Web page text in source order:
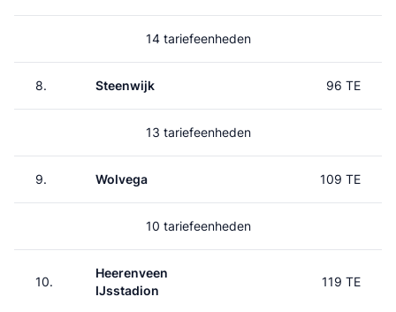
14 tariefeenheden
8. Steenwijk 96 TE
13 tariefeenheden
9. Wolvega 109 TE
10 tariefeenheden
10.
Heerenveen
IJsstadion
119 TE